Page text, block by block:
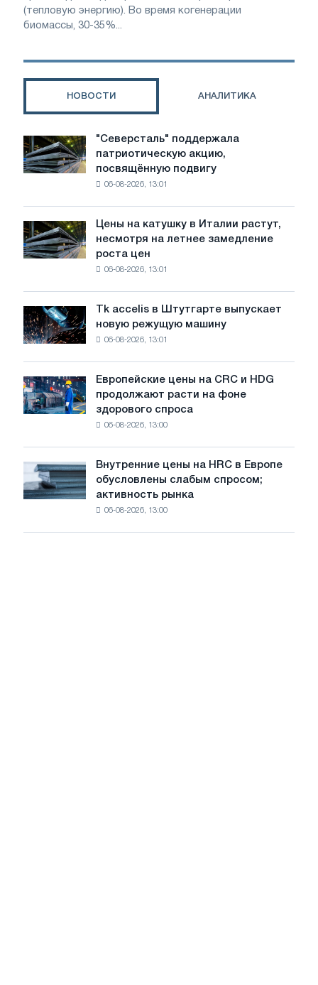
(тепловую энергию). Во время когенерации
биомассы, 30-35%...
НОВОСТИ АНАЛИТИКА
"Северсталь"
поддержала
патриотическую
советской
авиации
Великой
Отечественной
войны
"Северсталь" поддержала
патриотическую акцию,
посвящённую подвигу
06-08-2026, 13:01
Цены
на
катушку
несмотря
на
замедление
роста
цен
Цены на катушку в Италии растут,
несмотря на летнее замедление
роста цен
06-08-2026, 13:01
Tk
accelis
в
новую
режущую
Tk accelis в Штутгарте выпускает
новую режущую машину
06-08-2026, 13:01
Европейские
цены
на
продолжают
расти
здорового
Европейские цены на CRC и HDG
продолжают расти на фоне
здорового спроса
06-08-2026, 13:00
Внутренние
цены
на
Внутренние цены на HRC в Европе
обусловлены слабым спросом;
активность рынка
06-08-2026, 13:00